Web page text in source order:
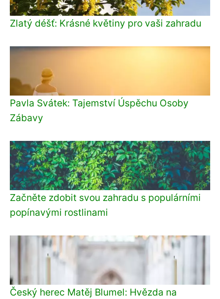
Zlatý déšť: Krásné květiny pro vaši zahradu
Pavla Svátek: Tajemství Úspěchu Osoby
Zábavy
Začněte zdobit svou zahradu s populárními
popínavými rostlinami
Český herec Matěj Blumel: Hvězda na